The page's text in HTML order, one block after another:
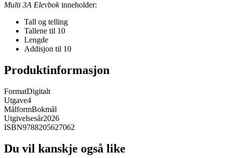
Multi 3A Elevbokinneholder:
Tall og telling
Tallene til 10
Lengde
Addisjon til 10
Produktinformasjon
FormatDigitalt
Utgave4
MålformBokmål
Utgivelsesår2026
ISBN9788205627062
Du vil kanskje også like